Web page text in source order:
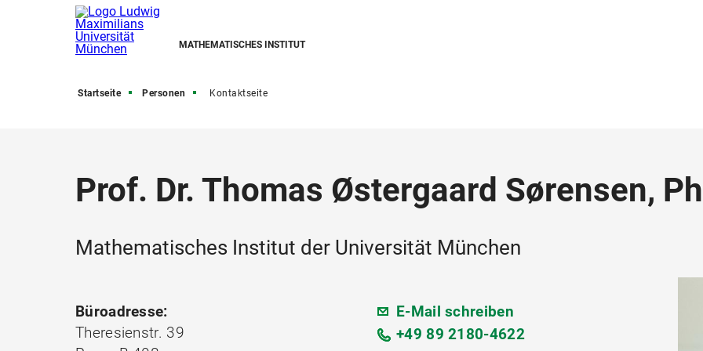
MATHEMATISCHES INSTITUT
Startseite Personen Kontaktseite
Prof. Dr. Thomas Østergaard Sørensen,
Mathematisches Institut der Universität München
Büroadresse:
Theresienstr. 39
E-Mail schreiben
+49 89 2180-4622